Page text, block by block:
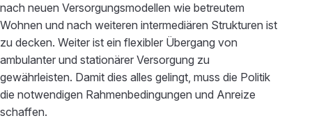
nach neuen Versorgungsmodellen wie betreutem
Wohnen und nach weiteren intermediären Strukturen ist
zu decken. Weiter ist ein flexibler Übergang von
ambulanter und stationärer Versorgung zu
gewährleisten. Damit dies alles gelingt, muss die Politik
die notwendigen Rahmenbedingungen und Anreize
schaffen.